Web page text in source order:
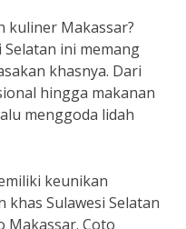
kuliner Makassar?
ini memang
khasnya. Dari
hingga makanan
menggoda lidah
keunikan
khas Sulawesi Selatan
Makassar. Coto